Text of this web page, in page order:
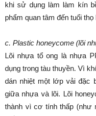
khi sử dụng làm làm kín
phẩm quan tâm đến tuổi
c. Plastic honeycome (lõi
Lõi nhựa tổ ong là nhựa
dụng trong tàu thuyền. Vì
dán nhiệt một lớp vải đặc
giữa nhựa và lõi. Lõi
thành vì cơ tính thấp (như